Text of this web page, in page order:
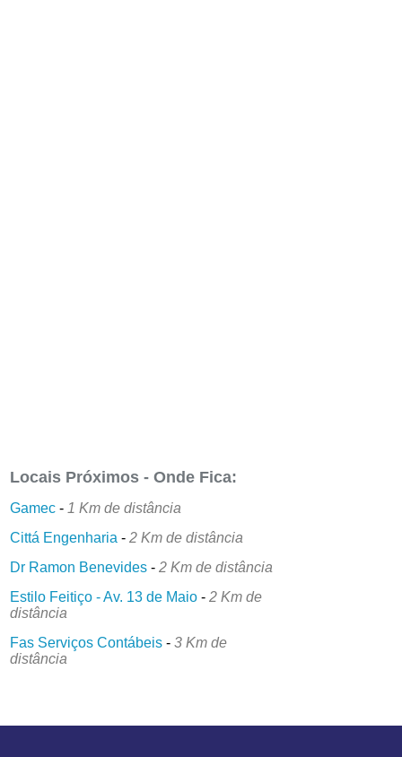
Locais Próximos - Onde Fica:
Gamec - 1 Km de distância
Cittá Engenharia -2 Km de distância
Dr Ramon Benevides -2 Km de distância
Estilo Feitiço - Av. 13 de Maio -2 Km de
distância
Fas Serviços Contábeis -3 Km de
distância